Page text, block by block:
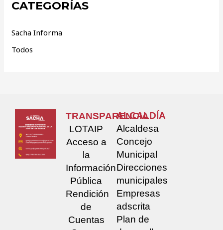
CATEGORÍAS
Sacha Informa
Todos
TRANSPARENCIA
LOTAIP
Acceso a
la
Información
Pública
Rendición
de
Cuentas
ALCALDÍA
Alcaldesa
Concejo
Municipal
Direcciones
municipales
Empresas
adscrita
Plan de